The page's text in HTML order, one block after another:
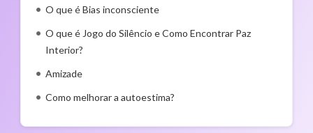
O que é Bias inconsciente
O que é Jogo do Silêncio e Como Encontrar Paz
Interior?
Amizade
Como melhorar a autoestima?